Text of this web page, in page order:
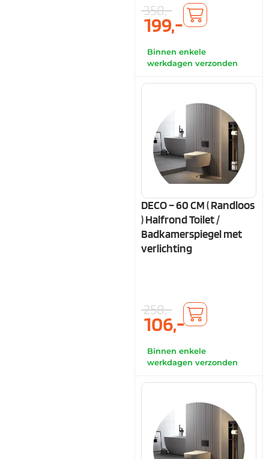
358,-
199,-
Binnen enkele
werkdagen verzonden
DECO – 60 CM ( Randloos
) Halfrond Toilet /
Badkamerspiegel met
verlichting
258,-
106,-
Binnen enkele
werkdagen verzonden